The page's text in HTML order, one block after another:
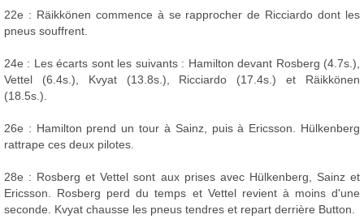
22e : Räikkönen commence à se rapprocher de Ricciardo dont les
pneus souffrent.
24e : Les écarts sont les suivants : Hamilton devant Rosberg (4.7s.),
Vettel (6.4s.), Kvyat (13.8s.), Ricciardo (17.4s.) et Räikkönen
(18.5s.).
26e : Hamilton prend un tour à Sainz, puis à Ericsson. Hülkenberg
rattrape ces deux pilotes.
28e : Rosberg et Vettel sont aux prises avec Hülkenberg, Sainz et
Ericsson. Rosberg perd du temps et Vettel revient à moins d'une
seconde. Kvyat chausse les pneus tendres et repart derrière Button.